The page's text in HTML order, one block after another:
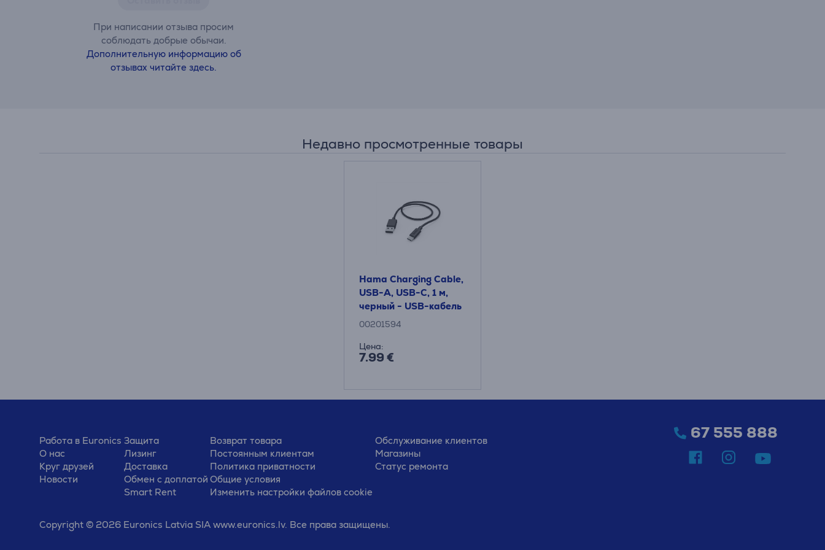
При написании отзыва просим
соблюдать добрые обычаи.
Дополнительную информацию об
отзывах читайте здесь.
Недавно просмотренные товары
Hama Charging Cable,
USB-A, USB-C, 1 м,
черный - USB-кабель
00201594
Цена:
7.99 €
Работа в Euronics
О нас
Круг друзей
Новости
Защита
Лизинг
Доставка
Обмен с доплатой
Smart Rent
Возврат товара
Постоянным клиентам
Политика приватности
Общие условия
Изменить настройки файлов cookie
Обслуживание клиентов
Магазины
Статус ремонта
67 555 888
Copyright © 2026 Euronics Latvia SIA www.euronics.lv. Все права защищены.